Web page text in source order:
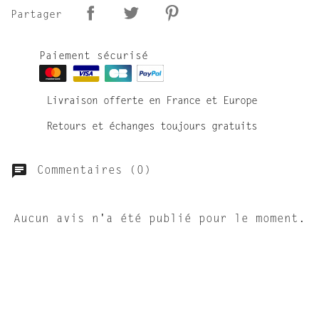
Partager
Paiement sécurisé
Livraison offerte en France et Europe
Retours et échanges toujours gratuits
Commentaires (0)
Aucun avis n'a été publié pour le moment.